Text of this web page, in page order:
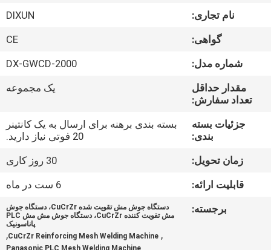
نمایش
واقعیت
درباره
کارخانه
نام تجاری:
DIXUN
گواهی:
CE
شماره مدل:
DX-GWCD-2000
مقدار حداقل
تعداد سفارش:
یک مجموعه
جزئیات بسته
بندی:
بسته بندی برهنه برای ارسال به یک کانتینر
20 فوتی نیاز دارید.
زمان تحویل:
30 روز کاری
قابلیت ارائه:
6 ست در ماه
برجسته:
دستگاه جوش مش تقویت شده CuCrZr، دستگاه جوش
مش تقویت کننده CuCrZr، دستگاه جوش مش مش PLC
پاناسونیک
,
CuCrZr Reinforcing Mesh Welding Machine
,